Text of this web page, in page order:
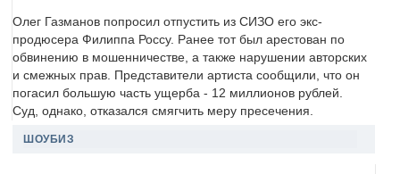
Олег Газманов попросил отпустить из СИЗО его экс-
продюсера Филиппа Россу. Ранее тот был арестован по
обвинению в мошенничестве, а также нарушении авторских
и смежных прав. Представители артиста сообщили, что он
погасил большую часть ущерба - 12 миллионов рублей.
Суд, однако, отказался смягчить меру пресечения.
ШОУБИЗ